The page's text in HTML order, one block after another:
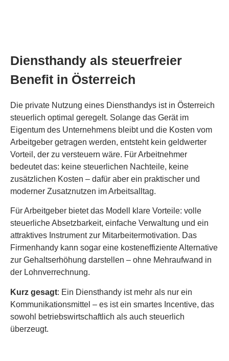
Diensthandy als steuerfreier
Benefit in Österreich
Die private Nutzung eines Diensthandys ist in Österreich
steuerlich optimal geregelt. Solange das Gerät im
Eigentum des Unternehmens bleibt und die Kosten vom
Arbeitgeber getragen werden, entsteht kein geldwerter
Vorteil, der zu versteuern wäre. Für Arbeitnehmer
bedeutet das: keine steuerlichen Nachteile, keine
zusätzlichen Kosten – dafür aber ein praktischer und
moderner Zusatznutzen im Arbeitsalltag.
Für Arbeitgeber bietet das Modell klare Vorteile: volle
steuerliche Absetzbarkeit, einfache Verwaltung und ein
attraktives Instrument zur Mitarbeitermotivation. Das
Firmenhandy kann sogar eine kosteneffiziente Alternative
zur Gehaltserhöhung darstellen – ohne Mehraufwand in
der Lohnverrechnung.
Kurz gesagt: Ein Diensthandy ist mehr als nur ein
Kommunikationsmittel – es ist ein smartes Incentive, das
sowohl betriebswirtschaftlich als auch steuerlich
überzeugt.